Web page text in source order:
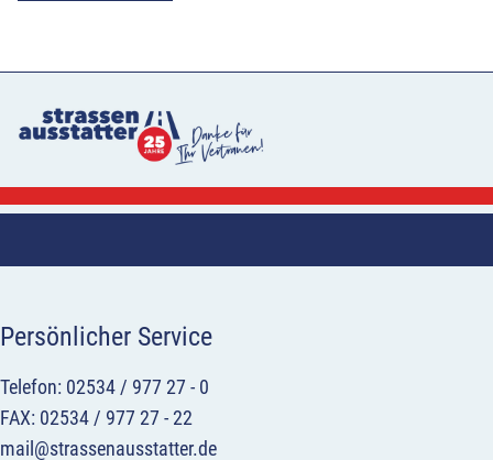
Persönlicher Service
Telefon: 02534 / 977 27 - 0
FAX: 02534 / 977 27 - 22
mail@strassenausstatter.de